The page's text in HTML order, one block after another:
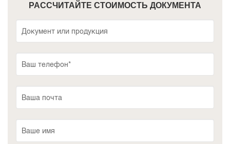
РАССЧИТАЙТЕ СТОИМОСТЬ ДОКУМЕНТА